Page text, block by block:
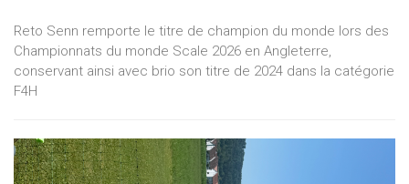
Reto Senn remporte le titre de champion du monde lors des
Championnats du monde Scale 2026 en Angleterre,
conservant ainsi avec brio son titre de 2024 dans la catégorie
F4H